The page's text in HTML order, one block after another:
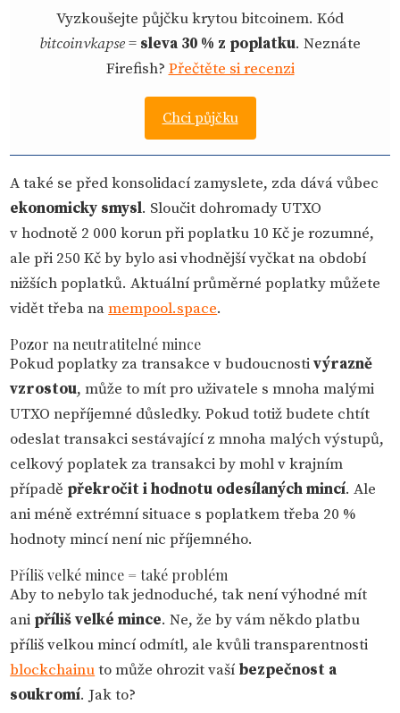
Vyzkoušejte půjčku krytou bitcoinem. Kód
bitcoinvkapse= sleva 30 % z poplatku. Neznáte
Firefish? Přečtěte si recenzi
Chci půjčku
A také se před konsolidací zamyslete, zda dává vůbec
ekonomicky smysl. Sloučit dohromady UTXO
v hodnotě 2 000 korun při poplatku 10 Kč je rozumné,
ale při 250 Kč by bylo asi vhodnější vyčkat na období
nižších poplatků. Aktuální průměrné poplatky můžete
vidět třeba namempool.space.
Pozor na neutratitelné mince
Pokud poplatky za transakce v budoucnostivýrazně
vzrostou, může to mít pro uživatele s mnoha malými
UTXO nepříjemné důsledky. Pokud totiž budete chtít
odeslat transakci sestávající z mnoha malých výstupů,
celkový poplatek za transakci by mohl v krajním
případě překročit i hodnotu odesílaných mincí. Ale
ani méně extrémní situace s poplatkem třeba 20 %
hodnoty mincí není nic příjemného.
Příliš velké mince = také problém
Aby to nebylo tak jednoduché, tak není výhodné mít
ani příliš velké mince. Ne, že by vám někdo platbu
příliš velkou mincí odmítl, ale kvůli transparentnosti
blockchainuto může ohrozit vaší bezpečnost a
soukromí. Jak to?